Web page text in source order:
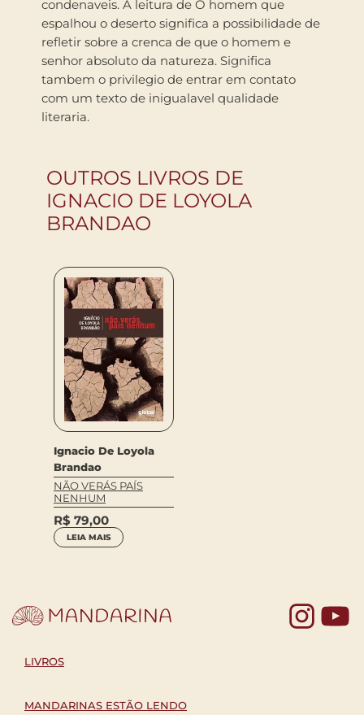
condenaveis. A leitura de O homem que
espalhou o deserto significa a possibilidade de
refletir sobre a crenca de que o homem e
senhor absoluto da natureza. Significa
tambem o privilegio de entrar em contato
com um texto de inigualavel qualidade
literaria.
OUTROS LIVROS DE
IGNACIO DE LOYOLA
BRANDAO
Ignacio De Loyola
Brandao
NÃO VERÁS PAÍS
NENHUM
R$ 79,00
LEIA MAIS
LIVROS
MANDARINAS ESTÃO LENDO